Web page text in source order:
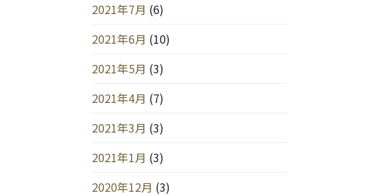
2021年7月 (6)
2021年6月 (10)
2021年5月 (3)
2021年4月 (7)
2021年3月 (3)
2021年1月 (3)
2020年12月 (3)